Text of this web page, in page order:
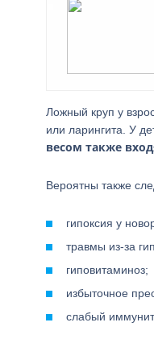
Ложный круп у
или ларингита. У
весом также
Вероятны также
гипоксия у
травмы из-за
гиповитаминоз;
избыточное
слабый